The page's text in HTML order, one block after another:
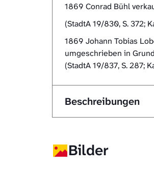
1869 Conrad Bühl
(StadtA 19/830, S. 372;
1869 Johann Tobias
umgeschrieben in
(StadtA 19/837, S. 287;
Beschreibungen
Bilder